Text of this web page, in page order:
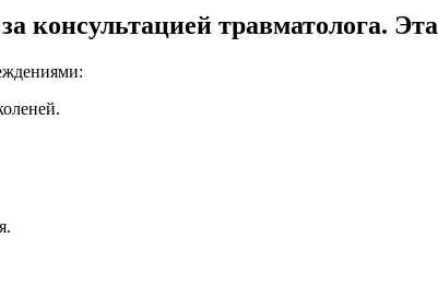
консультацией травматолога.